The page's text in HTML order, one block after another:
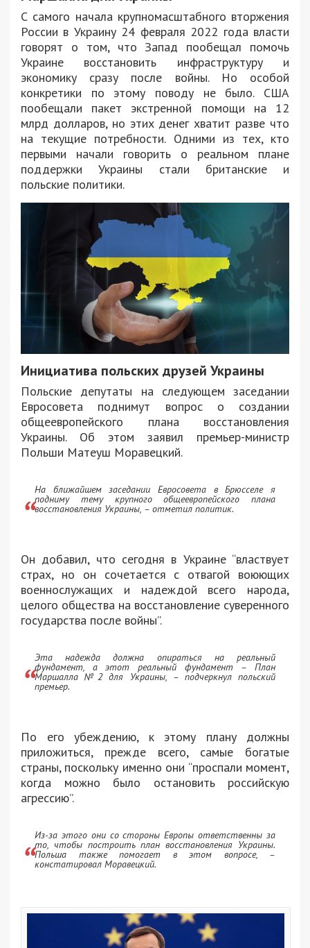
С самого начала крупномасштабного вторжения
России в Украину 24 февраля 2022 года власти
говорят о том, что Запад пообещал помочь
Украине восстановить инфраструктуру и
экономику сразу после войны. Но особой
конкретики по этому поводу не было. США
пообещали пакет экстренной помощи на 12
млрд долларов, но этих денег хватит разве что
на текущие потребности. Одними из тех, кто
первыми начали говорить о реальном плане
поддержки Украины стали британские и
польские политики.
Инициатива польских друзей Украины
Польские депутаты на следующем заседании
Евросовета поднимут вопрос о создании
общеевропейского плана восстановления
Украины. Об этом заявил премьер-министр
Польши Матеуш Моравецкий.
На ближайшем заседании Евросовета в Брюсселе я
подниму тему крупного общеевропейского плана
восстановления Украины, – отметил политик.
Он добавил, что сегодня в Украине “властвует
страх, но он сочетается с отвагой воюющих
военнослужащих и надеждой всего народа,
целого общества на восстановление суверенного
государства после войны”.
Эта надежда должна опираться на реальный
фундамент, а этот реальный фундамент – План
Маршалла №2 для Украины, – подчеркнул польский
премьер.
По его убеждению, к этому плану должны
приложиться, прежде всего, самые богатые
страны, поскольку именно они “проспали момент,
когда можно было остановить российскую
агрессию”.
Из-за этого они со стороны Европы ответственны за
то, чтобы построить план восстановления Украины.
Польша также помогает в этом вопросе, –
констатировал Моравецкий.